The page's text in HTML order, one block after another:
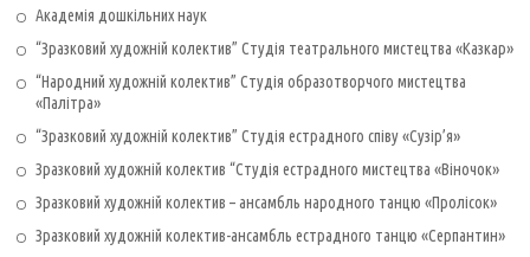
Академія дошкільних наук
“Зразковий художній колектив” Студія театрального мистецтва «Казкар»
“Народний художній колектив” Студія образотворчого мистецтва
«Палітра»
“Зразковий художній колектив” Студія естрадного співу «Сузір’я»
Зразковий художній колектив “Студія естрадного мистецтва «Віночок»
Зразковий художній колектив – ансамбль народного танцю «Пролісок»
Зразковий художній колектив-ансамбль естрадного танцю «Серпантин»